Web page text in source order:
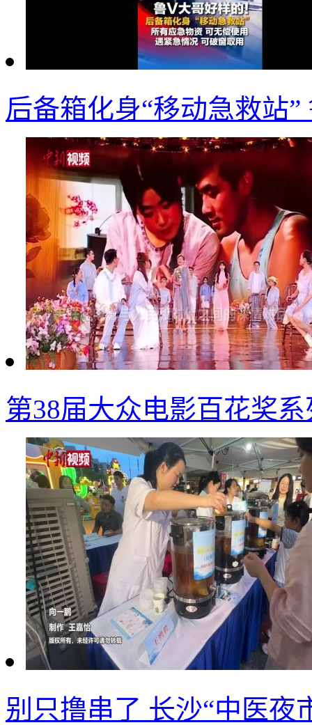
后备箱化身“移动急救站
第38届大众电影百花奖
别只撸串了 长沙“中医夜